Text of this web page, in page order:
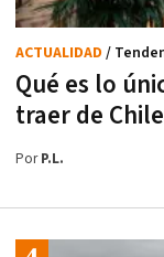
Qué es lo
traer de Chile
ACTUALIDAD /
PorP.L.